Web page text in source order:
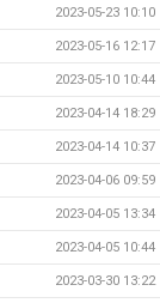
2023-05-23 10:10
2023-05-16 12:17
2023-05-10 10:44
2023-04-14 18:29
2023-04-14 10:37
2023-04-06 09:59
2023-04-05 13:34
2023-04-05 10:44
2023-03-30 13:22